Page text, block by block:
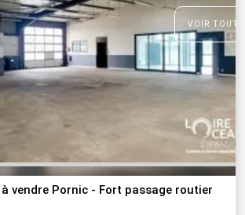
VOIR
vendre Pornic - Fort passage routier